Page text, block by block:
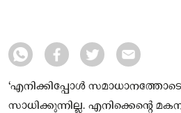
‘എനിക്കിപ്പോൾ
സാധിക്കുന്നില്ല. എനിക്കെന്റെ